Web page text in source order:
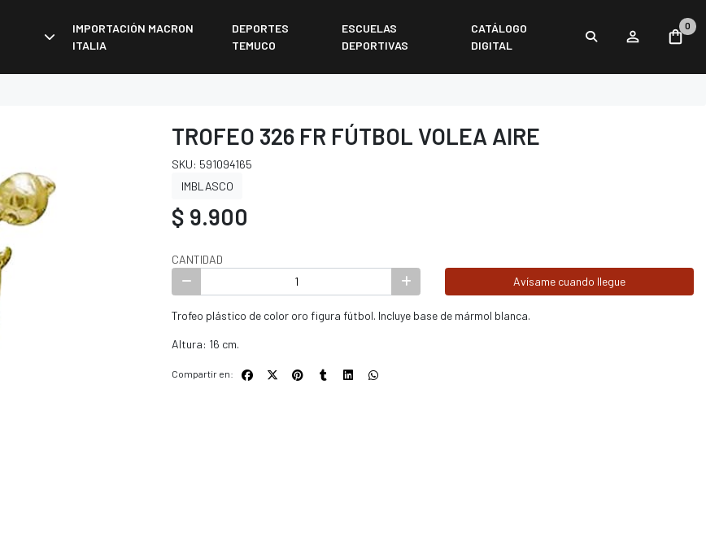
IMPORTACIÓN MACRON
ITALIA
DEPORTES
TEMUCO
ESCUELAS
DEPORTIVAS
CATÁLOGO
DIGITAL
0
TROFEO 326 FR FÚTBOL VOLEA AIRE
SKU: 591094165
IMBLASCO
$ 9.900
CANTIDAD
Avísame cuando llegue
Trofeo plástico de color oro figura fútbol. Incluye base de mármol blanca.
Altura: 16 cm.
Compartir en: